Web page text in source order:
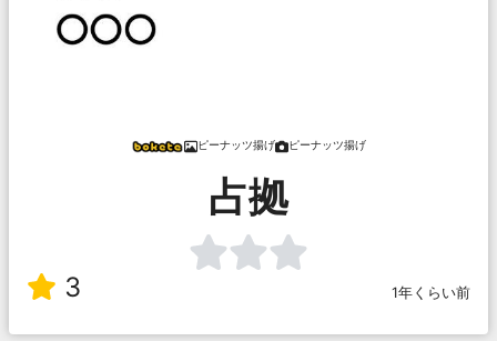
ピーナッツ揚げ ピーナッツ揚げ
占拠
3 1年くらい前